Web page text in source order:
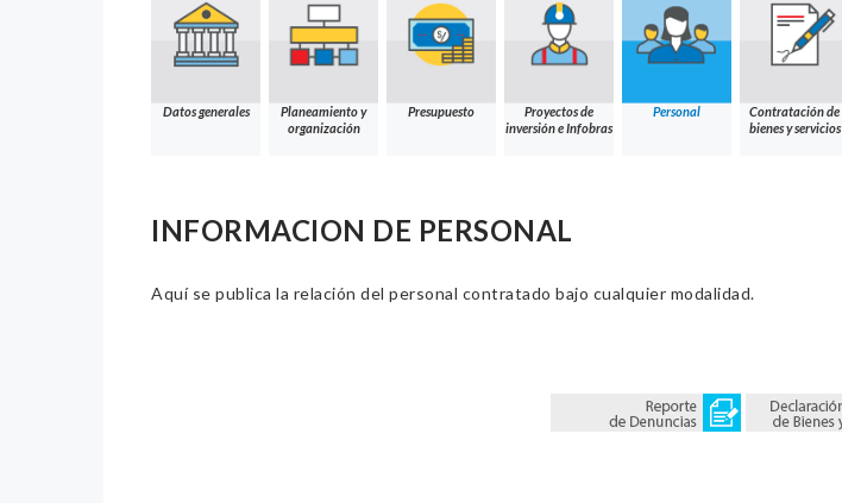
Datos generales
Planeamiento y
organización
Presupuesto
Proyectos de
inversión e Infobras
Personal
Contratación de
bienes y servicios
INFORMACION DE PERSONAL
Aquí se publica la relación del personal contratado bajo cualquier modalidad.